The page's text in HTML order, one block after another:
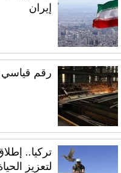
إيران
رقم قياسي
لتعزيز